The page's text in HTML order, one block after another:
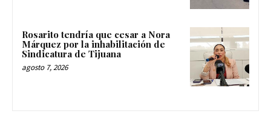
Rosarito tendría que cesar a Nora
Márquez por la inhabilitación de
Sindicatura de Tijuana
agosto 7, 2026